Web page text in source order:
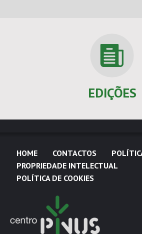
EDIÇÕES
HOME CONTACTOS
PROPRIEDADE INTELECTUAL
POLÍTICA DE COOKIES